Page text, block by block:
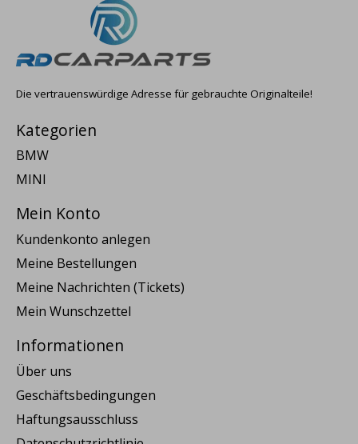
Die vertrauenswürdige Adresse für gebrauchte Originalteile!
Kategorien
BMW
MINI
Mein Konto
Kundenkonto anlegen
Meine Bestellungen
Meine Nachrichten (Tickets)
Mein Wunschzettel
Informationen
Über uns
Geschäftsbedingungen
Haftungsausschluss